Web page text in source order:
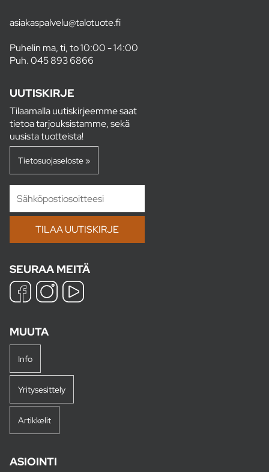
asiakaspalvelu@talotuote.fi
Puhelin ma, ti, to 10:00 - 14:00
Puh.045 893 6866
UUTISKIRJE
Tilaamalla uutiskirjeemme saat
tietoa tarjouksistamme, sekä
uusista tuotteista!
Tietosuojaseloste »
SEURAA MEITÄ
MUUTA
Info
Yritysesittely
Artikkelit
ASIOINTI